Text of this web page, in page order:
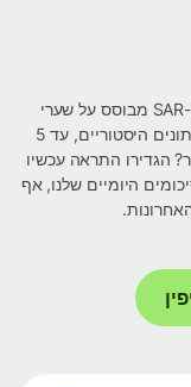
התרשים האינטראקטיבי שלנו להמרת INR ל-SAR מבוסס על שערי
חליפין אמצעיים בזמן אמת, מאפשר לעיין בנתונים היסטוריים, עד 5
התראה עכשיו
היומיים שלנו, אף